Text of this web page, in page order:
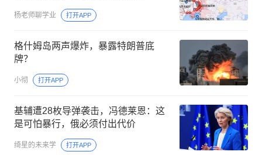
杨老师聊学业 打开APP
格什姆岛两声爆炸，暴露特朗普底
牌？
小彻 打开APP
基辅遭28枚导弹袭击，冯德莱恩：这
是可怕暴行，俄必须付出代价
绮星的未来学 打开APP